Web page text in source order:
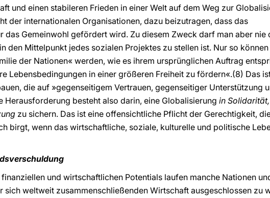
und einen stabileren Frieden in einer Welt auf dem Weg zur
der internationalen Organisationen, dazu beizutragen, dass das
das Gemeinwohl gefördert wird. Zu diesem Zweck darf man aber nie
den Mittelpunkt jedes sozialen Projektes zu stellen ist. Nur so
der Nationen« werden, wie es ihrem ursprünglichen Auftrag
Lebensbedingungen in einer größeren Freiheit zu fördern«.(8) Das
die auf »gegenseitigem Vertrauen, gegenseitiger Unterstützung
Herausforderung besteht also darin, eine Globalisierung in Solidarität,
zu sichern. Das ist eine offensichtliche Pflicht der Gerechtigkeit,
birgt, wenn das wirtschaftliche, soziale, kulturelle und politische
und wirtschaftlichen Potentials laufen manche Nationen
sich weltweit zusammenschließenden Wirtschaft ausgeschlossen zu